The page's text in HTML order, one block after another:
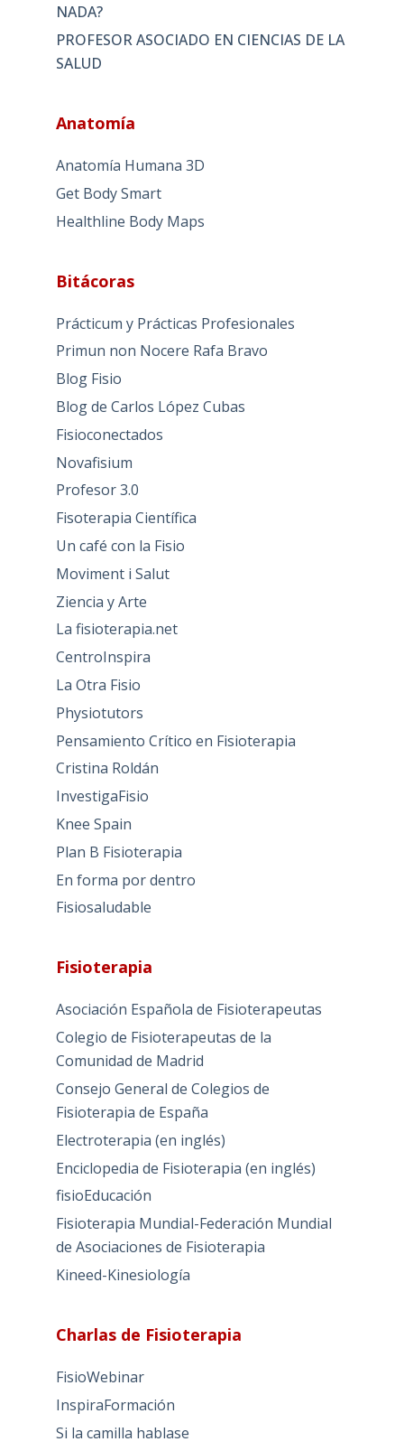
NADA?
PROFESOR ASOCIADO EN CIENCIAS DE LA
SALUD
Anatomía
Anatomía Humana 3D
Get Body Smart
Healthline Body Maps
Bitácoras
Prácticum y Prácticas Profesionales
Primun non Nocere Rafa Bravo
Blog Fisio
Blog de Carlos López Cubas
Fisioconectados
Novafisium
Profesor 3.0
Fisoterapia Científica
Un café con la Fisio
Moviment i Salut
Ziencia y Arte
La fisioterapia.net
CentroInspira
La Otra Fisio
Physiotutors
Pensamiento Crítico en Fisioterapia
Cristina Roldán
InvestigaFisio
Knee Spain
Plan B Fisioterapia
En forma por dentro
Fisiosaludable
Fisioterapia
Asociación Española de Fisioterapeutas
Colegio de Fisioterapeutas de la
Comunidad de Madrid
Consejo General de Colegios de
Fisioterapia de España
Electroterapia (en inglés)
Enciclopedia de Fisioterapia (en inglés)
fisioEducación
Fisioterapia Mundial-Federación Mundial
de Asociaciones de Fisioterapia
Kineed-Kinesiología
Charlas de Fisioterapia
FisioWebinar
InspiraFormación
Si la camilla hablase